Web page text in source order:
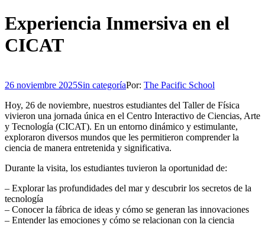
Experiencia Inmersiva en el
CICAT
26 noviembre 2025Sin categoríaPor: The Pacific School
Hoy, 26 de noviembre, nuestros estudiantes del Taller de Física
vivieron una jornada única en el Centro Interactivo de Ciencias, Arte
y Tecnología (CICAT). En un entorno dinámico y estimulante,
exploraron diversos mundos que les permitieron comprender la
ciencia de manera entretenida y significativa.
Durante la visita, los estudiantes tuvieron la oportunidad de:
– Explorar las profundidades del mar y descubrir los secretos de la
tecnología
– Conocer la fábrica de ideas y cómo se generan las innovaciones
– Entender las emociones y cómo se relacionan con la ciencia